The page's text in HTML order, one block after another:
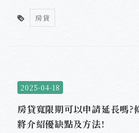
房貸
2025-04-18
房貸寬限期可以申請延長嗎?
將介紹優缺點及方法!